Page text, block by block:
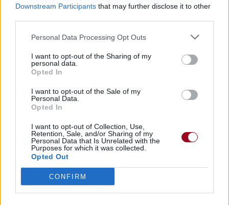
Downstream Participants that may further disclose it to other
Personal Data Processing Opt Outs
I want to opt-out of the Sharing of my
personal data.
Opted In
I want to opt-out of the Sale of my
Personal Data.
Opted In
I want to opt-out of Collection, Use,
Retention, Sale, and/or Sharing of my
Personal Data that Is Unrelated with the
Purposes for which it was collected.
Opted Out
CONFIRM